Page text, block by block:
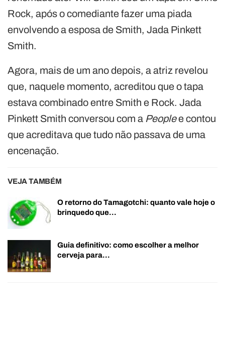
Rock, após o comediante fazer uma piada
envolvendo a esposa de Smith, Jada Pinkett
Smith.
Agora, mais de um ano depois, a atriz revelou
que, naquele momento, acreditou que o tapa
estava combinado entre Smith e Rock. Jada
Pinkett Smith conversou com a Peoplee contou
que acreditava que tudo não passava de uma
encenação.
VEJA TAMBÉM
O retorno do Tamagotchi: quanto vale hoje o
brinquedo que…
Guia definitivo: como escolher a melhor
cerveja para…